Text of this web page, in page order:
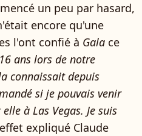
un peu par hasard,
encore qu'une
l'ont confié à Gala ce
ans lors de notre
connaissait depuis
si je pouvais venir
à Las Vegas. Je suis
expliqué Claude